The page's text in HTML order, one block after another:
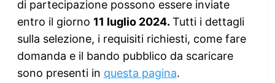
di partecipazione possono essere inviate
entro il giorno 11 luglio 2024. Tutti i dettagli
sulla selezione, i requisiti richiesti, come fare
domanda e il bando pubblico da scaricare
sono presenti in questa pagina.